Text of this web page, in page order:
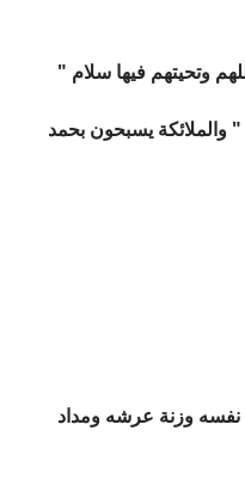
وتحيتهم فيها سلام "
" والملائكة يسبحون بحمد
وزنة عرشه ومداد